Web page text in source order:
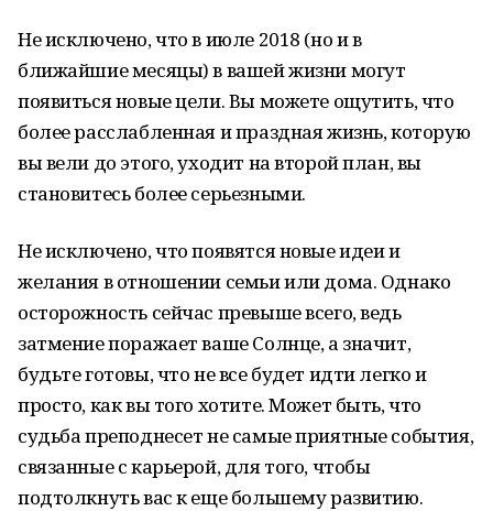
Не исключено, что в июле 2018 (но и в
ближайшие месяцы) в вашей жизни могут
появиться новые цели. Вы можете ощутить, что
более расслабленная и праздная жизнь, которую
вы вели до этого, уходит на второй план, вы
становитесь более серьезными.
Не исключено, что появятся новые идеи и
желания в отношении семьи или дома. Однако
осторожность сейчас превыше всего, ведь
затмение поражает ваше Солнце, а значит,
будьте готовы, что не все будет идти легко и
просто, как вы того хотите. Может быть, что
судьба преподнесет не самые приятные события,
связанные с карьерой, для того, чтобы
подтолкнуть вас к еще большему развитию.